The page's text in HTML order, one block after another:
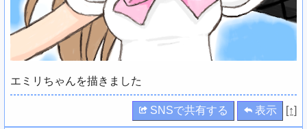
エミリちゃんを描きました
SNSで共有する 表示 [↑]